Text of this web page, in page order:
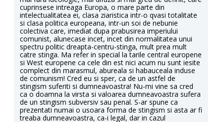
cuprinsese intreaga Europa, o mare parte din
intelectualitatea ei, clasa ziaristica intr-o qvasi totalitate
si clasa politica europeana, intr-un soi de nebunie
colectiva care, imediat dupa prabusirea imperiului
comunist, alunecase incet, incet din normalitatea unui
spectru politic dreapta-centru-stinga, mult prea mult
catre stinga. Ma refer in special la tarile central europene
si West europene ca cele din est nici acum nu sunt iesite
complect din marasmul, abureala si habauceala induse
de comunism! Cred eu si sper, ca de un astfel de
stingism suferiti si dumneavoastra! Nu-mi vine sa cred
ca o doamna la virsta si valoarea dumneavoastra sufera
de un stingism subversiv sau penal. S-ar spune ca
prezentati numai o usoara forma de stingism si asta ar fi
treaba dumneavoastra, ca-i legal, dar in cazul